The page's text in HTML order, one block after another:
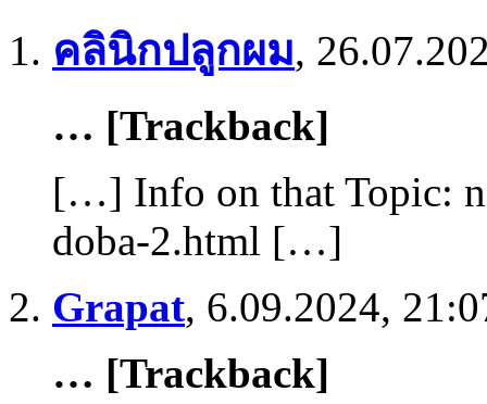
คลินิกปลูกผม,
… [Trackback]
[…] Info on that Topic:
doba-2.html […]
Grapat, 6.09.2024,
… [Trackback]